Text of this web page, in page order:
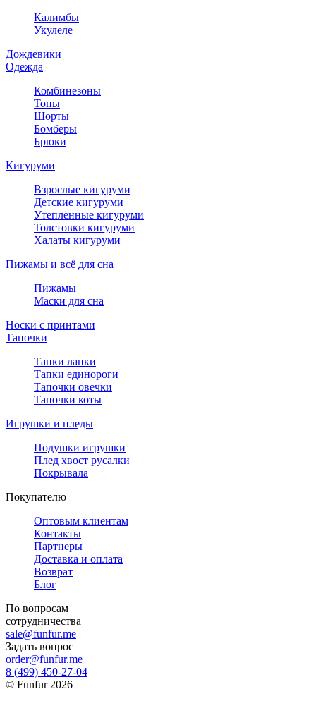
Калимбы
Укулеле
Дождевики
Одежда
Комбинезоны
Топы
Шорты
Бомберы
Брюки
Кигуруми
Взрослые кигуруми
Детские кигуруми
Утепленные кигуруми
Толстовки кигуруми
Халаты кигуруми
Пижамы и всё для сна
Пижамы
Маски для сна
Носки с принтами
Тапочки
Тапки лапки
Тапки единороги
Тапочки овечки
Тапочки коты
Игрушки и пледы
Подушки игрушки
Плед хвост русалки
Покрывала
Покупателю
Оптовым клиентам
Контакты
Партнеры
Доставка и оплата
Возврат
Блог
По вопросам
сотрудничества
sale@funfur.me
Задать вопрос
order@funfur.me
8 (499) 450-27-04
© Funfur 2026